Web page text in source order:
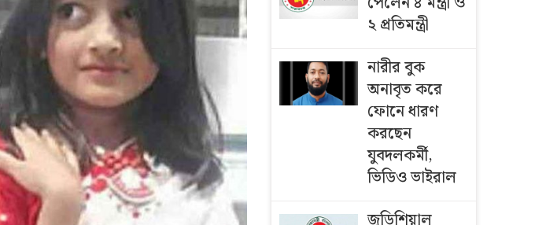
২ প্রতিমন্ত্রী
নারীর বুক
অনাবৃত করে
ফোনে ধারণ
করছেন
যুবদলকর্মী,
ভিডিও ভাইরাল